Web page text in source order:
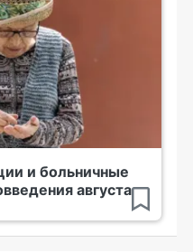
и больничные
августа